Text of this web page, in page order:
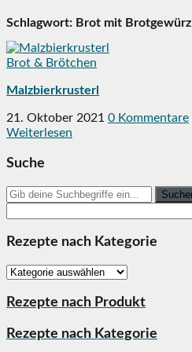
Schlagwort: Brot mit Brotgewürz
Brot & Brötchen
Malzbierkrusterl
21. Oktober 2021 0 Kommentare
Weiterlesen
Suche
Search
for:
Rezepte nach Kategorie
Rezepte
Kategorie
Rezepte nach Produkt
Rezepte nach Kategorie